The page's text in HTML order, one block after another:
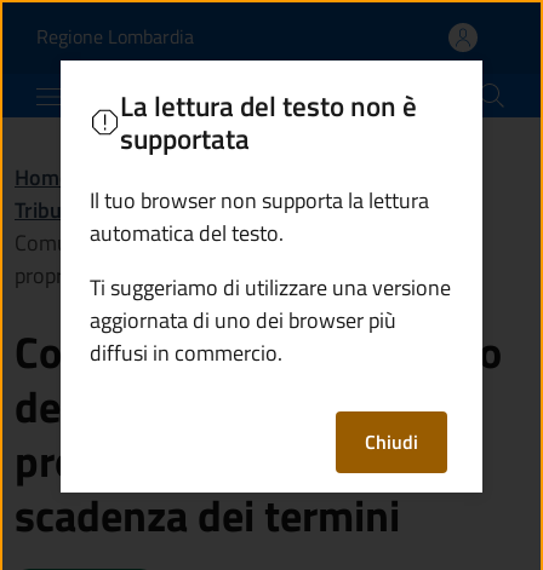
Comunicare il
Regione Lombardia(apre in un'altra scheda).
Comune di Sellero
Home
Tributi, finanze e contravvenzioni /
Comunicare il versamento dell'imposta municipale
propria (Imu) oltre la scadenza dei termini
Comunicare il versamento
dell'imposta municipale
propria (Imu) oltre la
scadenza dei termini
La lettura del testo non è
supportata
Il tuo browser non supporta la lettura
automatica del testo.
Ti suggeriamo di utilizzare una versione
aggiornata di uno dei browser più
diffusi in commercio.
Chiudi